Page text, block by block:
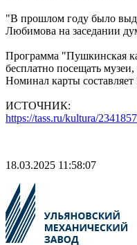
"В прошлом году было
Любимова на заседании
Программа "Пушкинская
бесплатно посещать
Номинал карты составляет
ИСТОЧНИК:
https://tass.ru/kultura/
18.03.2025 11:58:07